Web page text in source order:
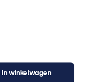
In winkelwagen